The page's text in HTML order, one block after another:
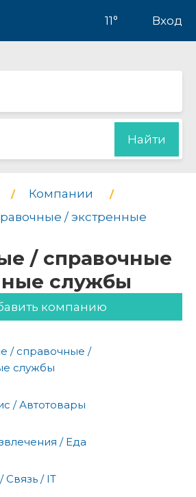
11° Вход
Найти
Компании
/ экстренные
/ справочные
службы
компанию
/ справочные /
службы
/ Автотовары
/ Еда
Связь / IT